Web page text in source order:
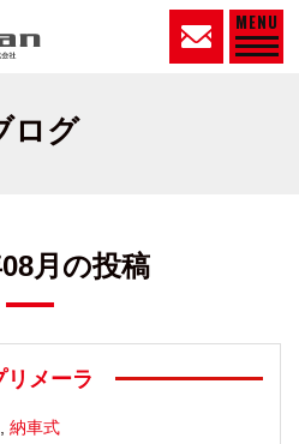
MENU
ログ
月の投稿
リメーラ
, 納車式